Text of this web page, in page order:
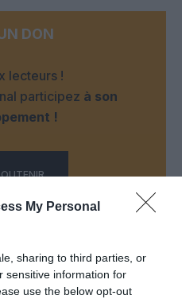
My Personal
sharing to third parties, or
sensitive information for
use the below opt-out
DON
lecteurs !
participez à son
!